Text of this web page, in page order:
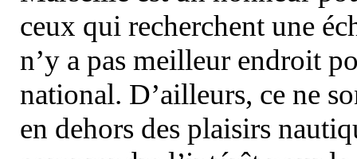
ceux qui recherchent une
n’y a pas meilleur endroit
national. D’ailleurs, ce ne
en dehors des plaisirs